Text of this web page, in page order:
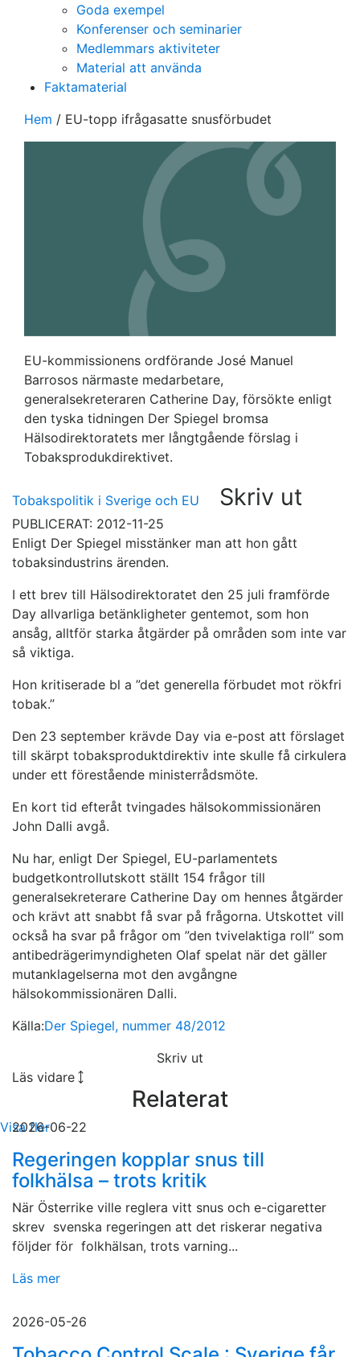
Goda exempel
Konferenser och seminarier
Medlemmars aktiviteter
Material att använda
Faktamaterial
Hem / EU-topp ifrågasatte snusförbudet
EU-kommissionens ordförande José Manuel
Barrosos närmaste medarbetare,
generalsekreteraren Catherine Day, försökte enligt
den tyska tidningen Der Spiegel bromsa
Hälsodirektoratets mer långtgående förslag i
Tobaksprodukdirektivet.
Tobakspolitik i Sverige och EU Skriv ut
PUBLICERAT: 2012-11-25
Enligt Der Spiegel misstänker man att hon gått
tobaksindustrins ärenden.
I ett brev till Hälsodirektoratet den 25 juli framförde
Day allvarliga betänkligheter gentemot, som hon
ansåg, alltför starka åtgärder på områden som inte var
så viktiga.
Hon kritiserade bl a ”det generella förbudet mot rökfri
tobak.”
Den 23 september krävde Day via e-post att förslaget
till skärpt tobaksproduktdirektiv inte skulle få cirkulera
under ett förestående ministerrådsmöte.
En kort tid efteråt tvingades hälsokommissionären
John Dalli avgå.
Nu har, enligt Der Spiegel, EU-parlamentets
budgetkontrollutskott ställt 154 frågor till
generalsekreterare Catherine Day om hennes åtgärder
och krävt att snabbt få svar på frågorna. Utskottet vill
också ha svar på frågor om ”den tvivelaktiga roll” som
antibedrägerimyndigheten Olaf spelat när det gäller
mutanklagelserna mot den avgångne
hälsokommissionären Dalli.
Källa:Der Spiegel, nummer 48/2012
Skriv ut
Läs vidare
Relaterat
2026-06-22
Regeringen kopplar snus till
folkhälsa – trots kritik
När Österrike ville reglera vitt snus och e-cigaretter
skrev svenska regeringen att det riskerar negativa
följder för folkhälsan, trots varning...
Läs mer
2026-05-26
Visa fler